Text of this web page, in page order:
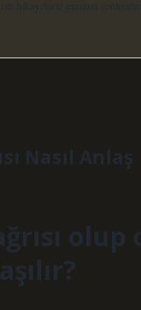
Nasıl Anlaş
olup